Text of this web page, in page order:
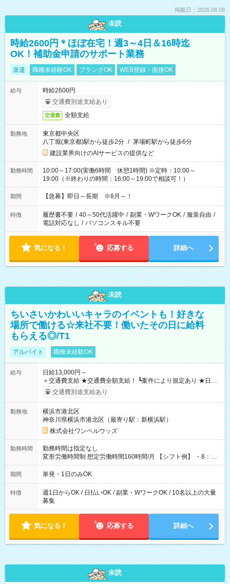
掲載日：2026.08.08
未読
時給2600円＊ほぼ在宅！週3～4日＆16時迄
OK！補助金申請のサポート業務
派遣 職種未経験OK ブランクOK WEB登録・面接OK
給与
時給2600円
交通費別途支給あり
交通費 全額支給
勤務地
東京都中央区
八丁堀(東京都)駅から徒歩2分 / 茅場町駅から徒歩6分
建設業界向けのAIサービスの提供など
勤務時間
10:00～17:00(実働6時間 休憩1時間) ※定時：10:00～
19:00（※終わりの時間：16:00～19:00で相談可！）
期間 【急募】即日～長期 ※8月～！
特徴 履歴書不要 / 40～50代活躍中 / 副業・WワークOK / 服装自由 /
電話対応なし / パソコンスキル不要
気になる！ 応募する 詳細へ
未読
ちいさいかわいいキャラのイベントも！好きな
場所で働ける☆来社不要！働いたその日に給料
もらえる◎/T1
アルバイト 職種未経験OK
給与
日給13,000円～
＋交通費支給 ★交通費全額支給！ ┗案件により規定あり ★日払
いOK！（規定あり） ┗働いたその日に現金GET♪ お仕事後はコ
ンビニATMから 日払い分を引き落とせます！ 【試用期間】試
交通費別途支給あり
勤務地
横浜市港北区
神奈川県横浜市港北区（最寄り駅：新横浜駅）
株式会社ワンベルウッズ
勤務時間
勤務時間は指定なし
変形労働時間制 想定労働時間160時間/月 【シフト例】 ・8：00
～21：00
期間 単発・1日のみOK
特徴
週1日からOK / 日払いOK / 副業・WワークOK / 10名以上の大量
募集
気になる！ 応募する 詳細へ
未読